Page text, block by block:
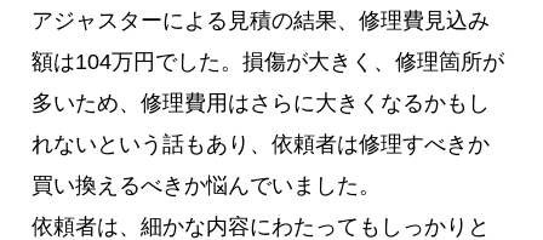
アジャスターによる見積の結果、修理費見込み
額は104万円でした。損傷が大きく、修理箇所が
多いため、修理費用はさらに大きくなるかもし
れないという話もあり、依頼者は修理すべきか
買い換えるべきか悩んでいました。
依頼者は、細かな内容にわたってもしっかりと